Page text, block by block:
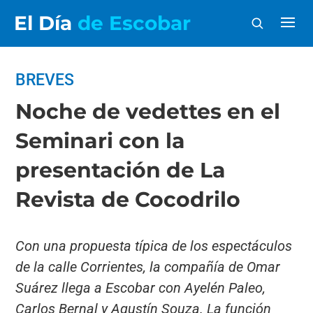
El Día de Escobar
BREVES
Noche de vedettes en el
Seminari con la
presentación de La
Revista de Cocodrilo
Con una propuesta típica de los espectáculos
de la calle Corrientes, la compañía de Omar
Suárez llega a Escobar con Ayelén Paleo,
Carlos Bernal y Agustín Souza. La función